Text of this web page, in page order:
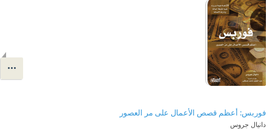
فوربس: أعظم قصص الأعمال على مر العصور
دانيال جروس